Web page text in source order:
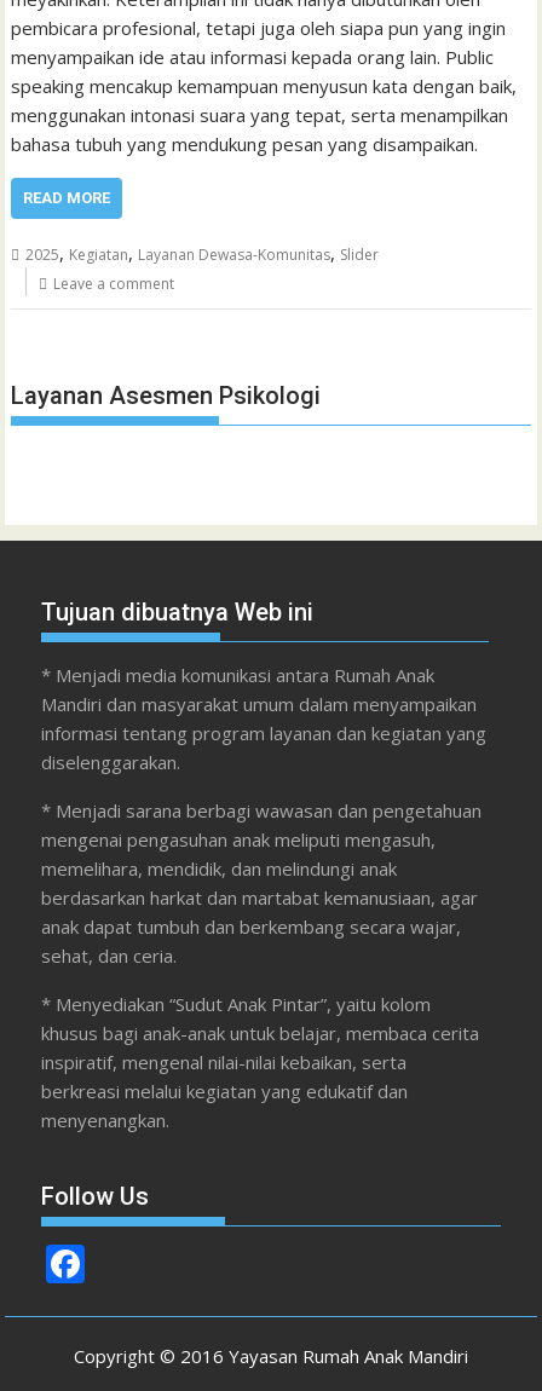
pembicara profesional, tetapi juga oleh siapa pun yang ingin
menyampaikan ide atau informasi kepada orang lain. Public
speaking mencakup kemampuan menyusun kata dengan baik,
menggunakan intonasi suara yang tepat, serta menampilkan
bahasa tubuh yang mendukung pesan yang disampaikan.
READ MORE
2025, Kegiatan, Layanan Dewasa-Komunitas, Slider
Leave a comment
Layanan Asesmen Psikologi
Tujuan dibuatnya Web ini
* Menjadi media komunikasi antara Rumah Anak
Mandiri dan masyarakat umum dalam menyampaikan
informasi tentang program layanan dan kegiatan yang
diselenggarakan.
* Menjadi sarana berbagi wawasan dan pengetahuan
mengenai pengasuhan anak meliputi mengasuh,
memelihara, mendidik, dan melindungi anak
berdasarkan harkat dan martabat kemanusiaan, agar
anak dapat tumbuh dan berkembang secara wajar,
sehat, dan ceria.
* Menyediakan “Sudut Anak Pintar”, yaitu kolom
khusus bagi anak-anak untuk belajar, membaca cerita
inspiratif, mengenal nilai-nilai kebaikan, serta
berkreasi melalui kegiatan yang edukatif dan
menyenangkan.
Follow Us
ac
e
b
Copyright © 2016 Yayasan Rumah Anak Mandiri